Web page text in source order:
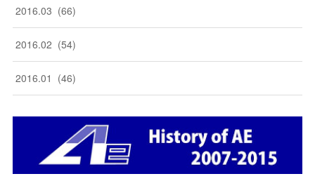
2016.03 (66)
2016.02 (54)
2016.01 (46)